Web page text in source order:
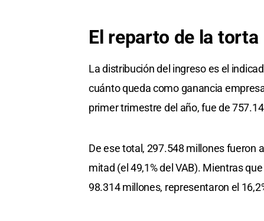
El reparto de la torta
La distribución del ingreso es el
cuánto queda como ganancia
primer trimestre del año, fue de
De ese total, 297.548 millones fueron
mitad (el 49,1% del VAB). Mientras
98.314 millones, representaron el